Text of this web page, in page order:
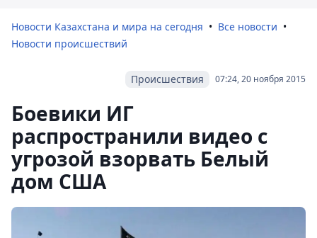
Новости Казахстана и мира на сегодня
Все новости
Новости происшествий
07:24, 20 ноября 2015
Происшествия
Боевики ИГ
распространили видео с
угрозой взорвать Белый
дом США